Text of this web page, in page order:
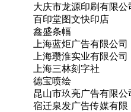
大庆市龙源印刷有限公
百印堂图文快印店
鑫盛条幅
上海蓝炬广告有限公司
上海瓒淮实业有限公司
上海三林刻字社
德宝喷绘
昆山市玖亮广告有限公
宿迁泉发广告传媒有限